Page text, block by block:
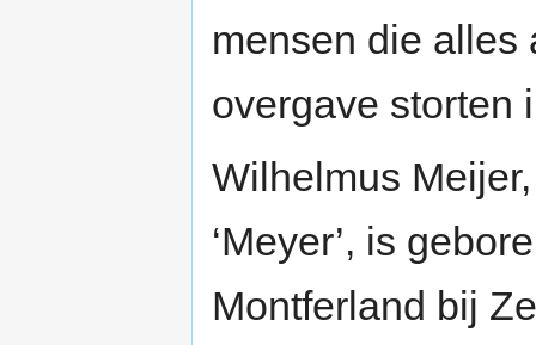
mensen die alles
overgave storten
Wilhelmus
‘Meyer’, is
Montferland bij